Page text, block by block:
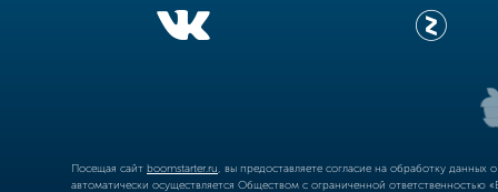
Посещая сайт boomstarter.ru , вы предоставляете согласие на обработку
автоматически осуществляется Обществом с ограниченной